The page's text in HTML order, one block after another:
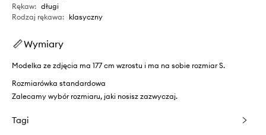
Rękaw: długi
Rodzaj rękawa: klasyczny
Wymiary
Modelka ze zdjęcia ma 177 cm wzrostu i ma na sobie rozmiar S.
Rozmiarówka standardowa
Zalecamy wybór rozmiaru, jaki nosisz zazwyczaj.
Tagi